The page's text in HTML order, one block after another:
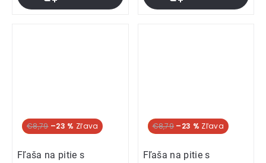
Akcia
€8,79 –23 %
Fľaša na pitie s
Akcia
€8,79 –23 %
Fľaša na pitie s